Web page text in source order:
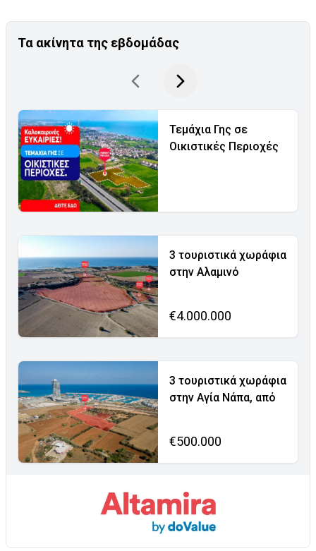
Τα ακίνητα της εβδομάδας
Τεμάχια Γης σε
Οικιστικές Περιοχές
3 τουριστικά χωράφια
στην Αλαμινό
€4.000.000
3 τουριστικά χωράφια
στην Αγία Νάπα, από
€500.000